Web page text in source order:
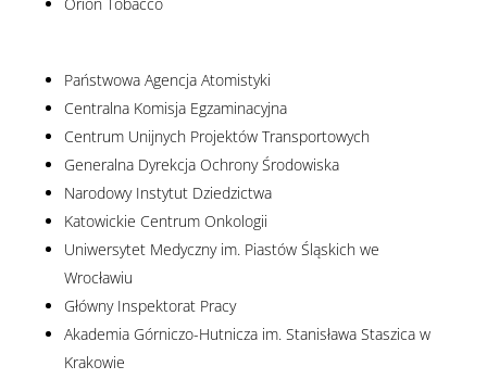
Państwowa Agencja Atomistyki
Centralna Komisja Egzaminacyjna
Centrum Unijnych Projektów Transportowych
Generalna Dyrekcja Ochrony Środowiska
Narodowy Instytut Dziedzictwa
Katowickie Centrum Onkologii
Uniwersytet Medyczny im. Piastów Śląskich we
Wrocławiu
Główny Inspektorat Pracy
Akademia Górniczo-Hutnicza im. Stanisława Staszica w
Krakowie